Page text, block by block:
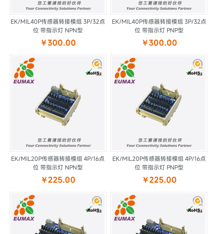
EK/MIL40P传感器转接模组 3P/32点
位 带指示灯 NPN型
￥300.00
EK/MIL40P传感器转接模组 3P/32点
位 带指示灯 PNP型
￥300.00
EK/MIL20P传感器转接模组 4P/16点
位 带指示灯 NPN型
￥225.00
EK/MIL20P传感器转接模组 4P/16点
位 带指示灯 PNP型
￥225.00